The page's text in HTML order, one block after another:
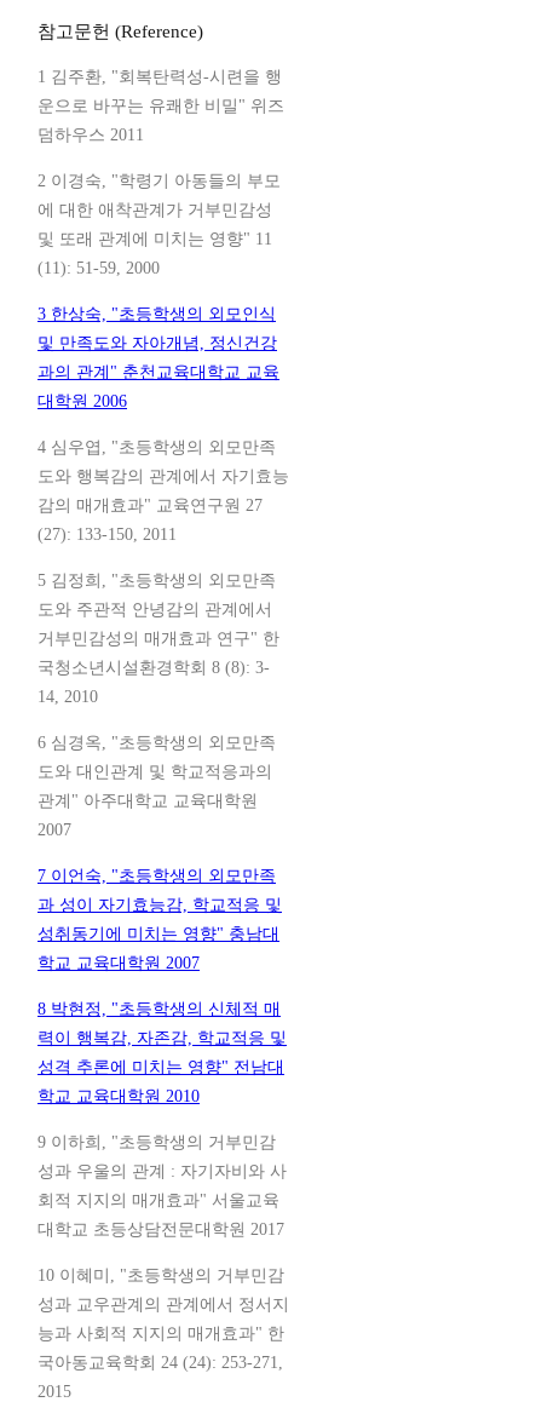
참고문헌 (Reference)
1 김주환, "회복탄력성-시련을 행
운으로 바꾸는 유쾌한 비밀" 위즈
덤하우스 2011
2 이경숙, "학령기 아동들의 부모
에 대한 애착관계가 거부민감성
및 또래 관계에 미치는 영향" 11
(11): 51-59, 2000
3 한상숙, "초등학생의 외모인식
및 만족도와 자아개념, 정신건강
과의 관계" 춘천교육대학교 교육
대학원 2006
4 심우엽, "초등학생의 외모만족
도와 행복감의 관계에서 자기효능
감의 매개효과" 교육연구원 27
(27): 133-150, 2011
5 김정희, "초등학생의 외모만족
도와 주관적 안녕감의 관계에서
거부민감성의 매개효과 연구" 한
국청소년시설환경학회 8 (8): 3-
14, 2010
6 심경옥, "초등학생의 외모만족
도와 대인관계 및 학교적응과의
관계" 아주대학교 교육대학원
2007
7 이언숙, "초등학생의 외모만족
과 성이 자기효능감, 학교적응 및
성취동기에 미치는 영향" 충남대
학교 교육대학원 2007
8 박현정, "초등학생의 신체적 매
력이 행복감, 자존감, 학교적응 및
성격 추론에 미치는 영향" 전남대
학교 교육대학원 2010
9 이하희, "초등학생의 거부민감
성과 우울의 관계 : 자기자비와 사
회적 지지의 매개효과" 서울교육
대학교 초등상담전문대학원 2017
10 이혜미, "초등학생의 거부민감
성과 교우관계의 관계에서 정서지
능과 사회적 지지의 매개효과" 한
국아동교육학회 24 (24): 253-271,
2015